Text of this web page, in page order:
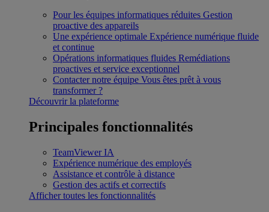
Pour les équipes informatiques réduites Gestion
proactive des appareils
Une expérience optimale Expérience numérique fluide
et continue
Opérations informatiques fluides Remédiations
proactives et service exceptionnel
Contacter notre équipe Vous êtes prêt à vous
transformer ?
Découvrir la plateforme
Principales fonctionnalités
TeamViewer IA
Expérience numérique des employés
Assistance et contrôle à distance
Gestion des actifs et correctifs
Afficher toutes les fonctionnalités